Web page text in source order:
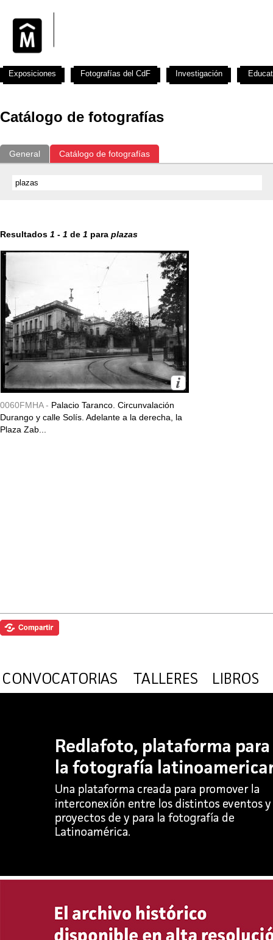
Catálogo de fotografías
General Catálogo de fotografías
Resultados 1 - 1 de 1 para plazas
0060FMHA - Palacio Taranco. Circunvalación
Durango y calle Solís. Adelante a la derecha, la
Plaza Zab...
Exposiciones Fotografías del CdF Investigación